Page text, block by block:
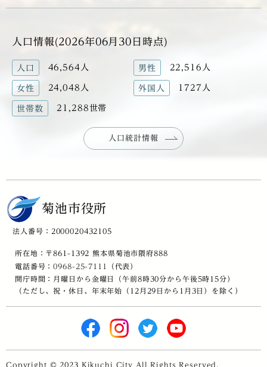
人口情報(2026年06月30日時点)
人口 46,564人 男性 22,516人
女性 24,048人 外国人 1727人
世帯数 21,288世帯
人口統計情報
菊池市役所
法人番号：2000020432105
所在地：〒861-1392 熊本県菊池市隈府888
電話番号：0968-25-7111
（代表）
開庁時間：月曜日から金曜日（午前8時30分から午後5時15分）
（ただし、祝・休日、年末年始（12月29日から1月3日）を除く）
Copyright © 2023 Kikuchi City All Rights Reserved.